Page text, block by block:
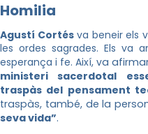
Homilia
Agustí Cortésva beneir els
les ordes sagrades. Els va
esperança i fe. Així, va
ministeri sacerdotal
traspàs del pensament
traspàs, també, de la
seva vida”.